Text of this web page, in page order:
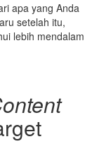
apa yang Anda
setelah itu,
lebih mendalam